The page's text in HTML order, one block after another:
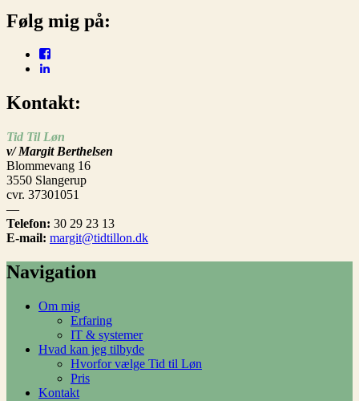
Følg mig på:
Kontakt:
Tid Til Løn
v/ Margit Berthelsen
Blommevang 16
3550 Slangerup
cvr. 37301051
—
Telefon: 30 29 23 13
E-mail: margit@tidtillon.dk
Navigation
Om mig
Erfaring
IT & systemer
Hvad kan jeg tilbyde
Hvorfor vælge Tid til Løn
Pris
Kontakt